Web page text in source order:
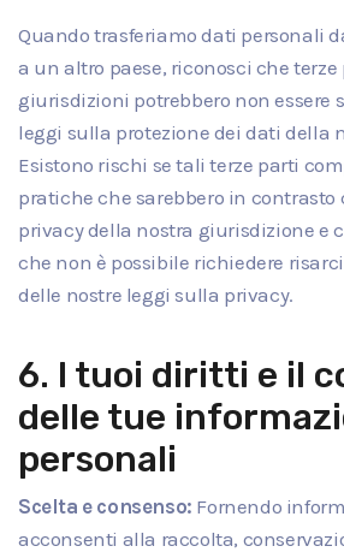
Quando trasferiamo dati personali
a un altro paese, riconosci che
giurisdizioni potrebbero non essere
leggi sulla protezione dei dati della
Esistono rischi se tali terze parti
pratiche che sarebbero in contrasto
privacy della nostra giurisdizione e
che non è possibile richiedere
delle nostre leggi sulla privacy.
6. I tuoi diritti e il
delle tue
personali
Scelta e consenso: Fornendo
acconsenti alla raccolta,